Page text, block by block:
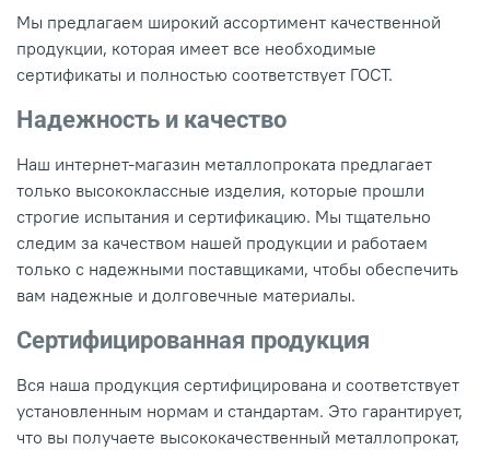
Мы предлагаем широкий ассортимент качественной
продукции, которая имеет все необходимые
сертификаты и полностью соответствует ГОСТ.
Надежность и качество
Наш интернет-магазин металлопроката предлагает
только высококлассные изделия, которые прошли
строгие испытания и сертификацию. Мы тщательно
следим за качеством нашей продукции и работаем
только с надежными поставщиками, чтобы обеспечить
вам надежные и долговечные материалы.
Сертифицированная продукция
Вся наша продукция сертифицирована и соответствует
установленным нормам и стандартам. Это гарантирует,
что вы получаете высококачественный металлопрокат,